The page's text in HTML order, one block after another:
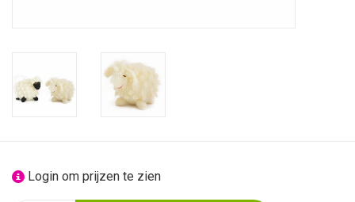
Login om prijzen te zien